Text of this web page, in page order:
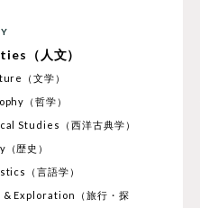
（人文）
（文学）
（哲学）
Studies（西洋古典学）
歴史）
（言語学）
Exploration（旅行・探